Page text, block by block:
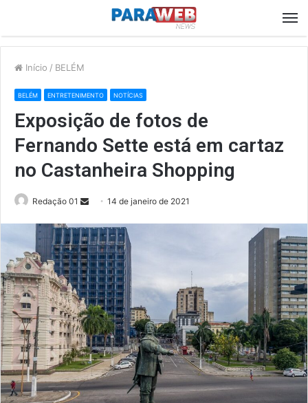
Início / BELÉM
BELÉM ENTRETENIMENTO NOTÍCIAS
Exposição de fotos de
Fernando Sette está em cartaz
no Castanheira Shopping
Redação 01
Send
email
14 de janeiro de 2021